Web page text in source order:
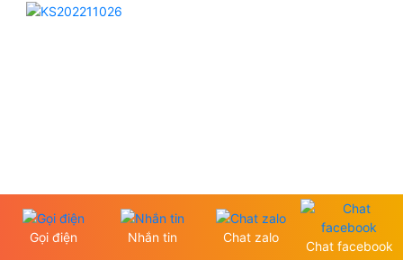
Gọi điện Nhắn tin Chat zalo
Chat facebook